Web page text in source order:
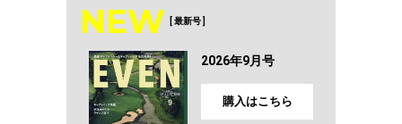
NEW [ 最新号 ]
2026年9月号
購入はこちら